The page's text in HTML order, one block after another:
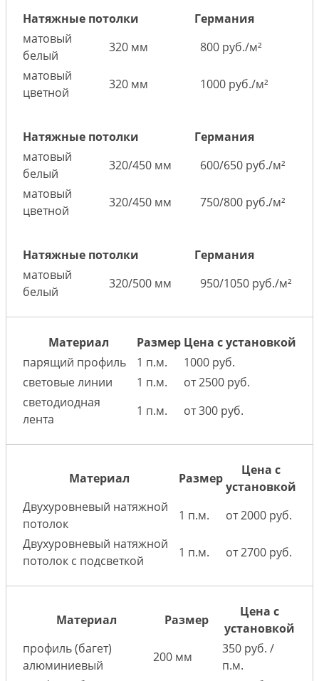
Натяжные потолки
Германия
матовый
белый
320 мм
800 руб./м²
матовый
цветной
320 мм 1000 руб./м²
Натяжные потолки
Германия
матовый
белый
320/450 мм
600/650 руб./м²
матовый
цветной
320/450 мм 750/800 руб./м²
Натяжные потолки
Германия
матовый
белый
320/500 мм 950/1050 руб./м²
Материал Размер Цена с установкой
парящий профиль
1 п.м.
1000 руб.
световые линии
1 п.м.
от 2500 руб.
светодиодная
лента
1 п.м. от 300 руб.
Материал Размер
Цена с
установкой
Двухуровневый натяжной
потолок
1 п.м.
от 2000 руб.
Двухуровневый натяжной
потолок с подсветкой
1 п.м. от 2700 руб.
Материал Размер
Цена с
установкой
профиль (багет)
алюминиевый
200 мм
350 руб. /
п.м.